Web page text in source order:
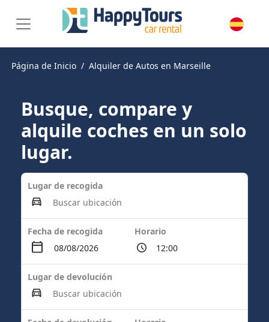
Página de Inicio Alquiler de Autos en Marseille
Busque, compare y
alquile coches en un solo
lugar.
Lugar de recogida
Fecha de recogida Horario
Lugar de devolución